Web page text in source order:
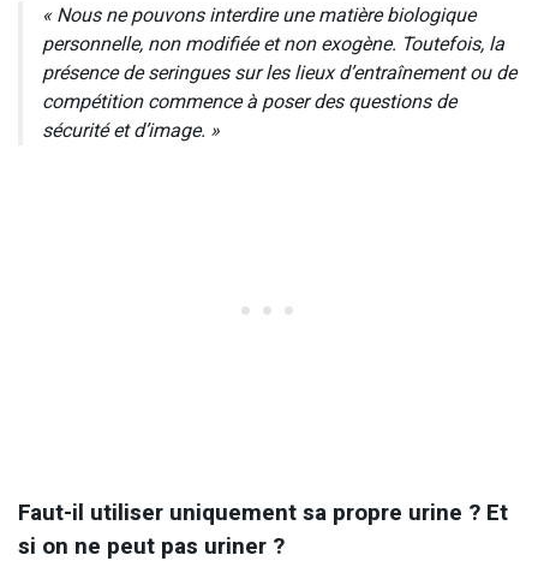
« Nous ne pouvons interdire une matière biologique
personnelle, non modifiée et non exogène. Toutefois, la
présence de seringues sur les lieux d’entraînement ou de
compétition commence à poser des questions de
sécurité et d’image. »
Faut-il utiliser uniquement sa propre urine ? Et
si on ne peut pas uriner ?